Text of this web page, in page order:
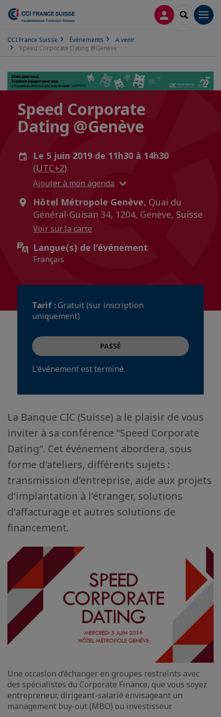
CONNEXION
CCI France Suisse Événements
A venir
Speed Corporate Dating @Genève
Speed Corporate
Dating @Genève
Le 5 juin 2019 de 11h30 à 14h30
(UTC+2)
Ajouter à mon agenda
Hôtel Métropole Genève, Quai du
Général-Guisan 34, 1204, Genève, Suisse
Voir sur la carte
Langue(s) de l'événement
Français
Tarif :Gratuit (sur inscription
uniquement)
PASSÉ
L'événement est terminé.
La Banque CIC (Suisse) a le plaisir de vous
inviter à sa conférence “Speed Corporate
Dating“. Cet événement abordera, sous
forme d’ateliers, différents sujets :
transmission d’entreprise, aide aux projets
d’implantation à l’étranger, solutions
d’affacturage et autres solutions de
financement.
Une occasion d’échanger en groupes restreints avec
des spécialistes du Corporate Finance, que vous soyez
entrepreneur, dirigeant-salarié envisageant un
management buy-out (MBO) ou investisseur.